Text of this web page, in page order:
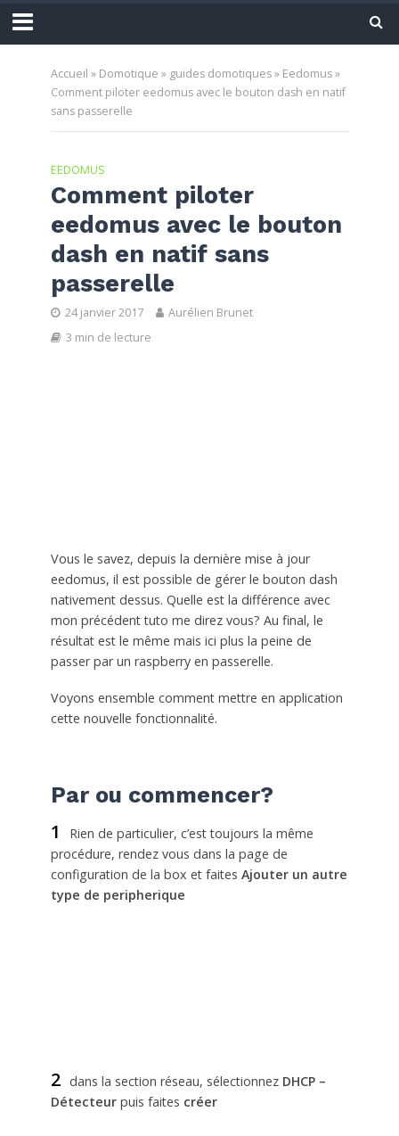
Accueil » Domotique » guides domotiques» Eedomus»
Comment piloter eedomus avec le bouton dash en natif
sans passerelle
EEDOMUS
Comment piloter
eedomus avec le bouton
dash en natif sans
passerelle
24 janvier 2017
Aurélien Brunet
3 min de lecture
Vous le savez, depuis la dernière mise à jour
eedomus, il est possible de gérer le bouton dash
nativement dessus. Quelle est la différence avec
mon précédent tuto me direz vous? Au final, le
résultat est le même mais ici plus la peine de
passer par un raspberry en passerelle.
Voyons ensemble comment mettre en application
cette nouvelle fonctionnalité.
Par ou commencer?
1
Rien de particulier, c’est toujours la même
procédure, rendez vous dans la page de
configuration de la box et faites Ajouter un autre
type de peripherique
2 dans la section réseau, sélectionnez DHCP –
Détecteurpuis faites créer